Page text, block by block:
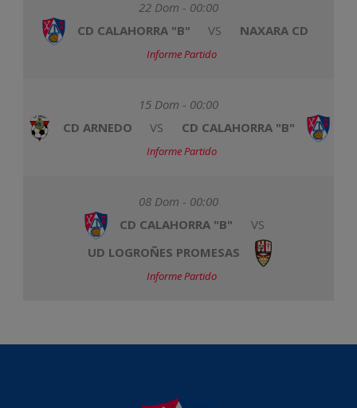
22 Dom - 00:00
CD CALAHORRA "B"
VS NAXARA CD
Informe Partido
15 Dom - 00:00
CD ARNEDO
VS CD CALAHORRA "B"
Informe Partido
08 Dom - 00:00
CD CALAHORRA "B"
VS
UD LOGROÑES PROMESAS
Informe Partido